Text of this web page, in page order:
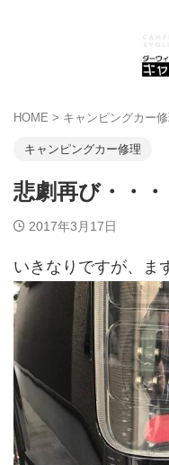
HOME > キャンピングカー
キャンピングカー修理
悲劇再び・・・
2017年3月17日
いきなりですが、ま